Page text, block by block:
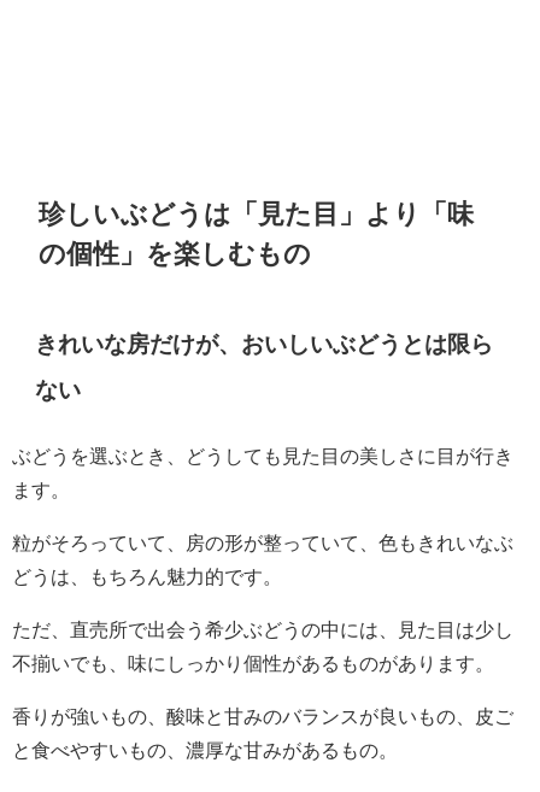
珍しいぶどうは「見た目」より「味
の個性」を楽しむもの
きれいな房だけが、おいしいぶどうとは限ら
ない
ぶどうを選ぶとき、どうしても見た目の美しさに目が行き
ます。
粒がそろっていて、房の形が整っていて、色もきれいなぶ
どうは、もちろん魅力的です。
ただ、直売所で出会う希少ぶどうの中には、見た目は少し
不揃いでも、味にしっかり個性があるものがあります。
香りが強いもの、酸味と甘みのバランスが良いもの、皮ご
と食べやすいもの、濃厚な甘みがあるもの。